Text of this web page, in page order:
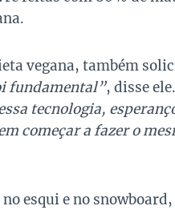
vegana, também
fundamental”, disse ele.
tecnologia,
começar a fazer o
esqui e no